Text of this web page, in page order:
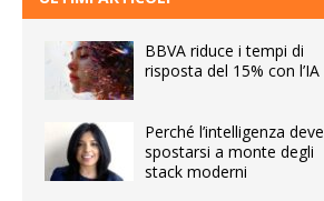
BBVA riduce i tempi di
risposta del 15% con l’IA
Perché l’intelligenza deve
spostarsi a monte degli
stack moderni